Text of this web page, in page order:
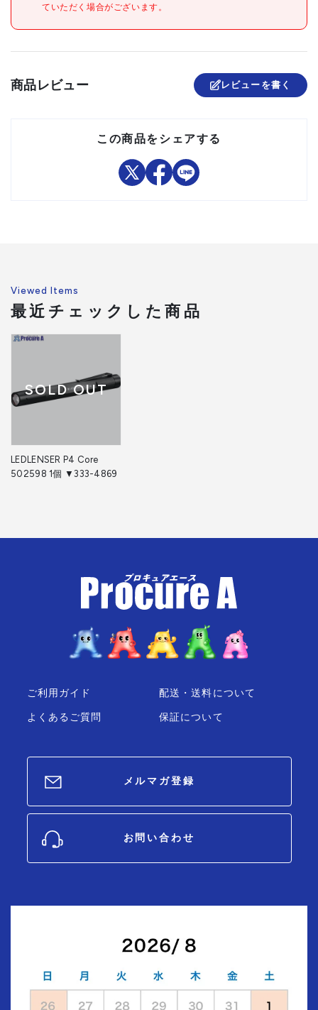
●ポケットクリップ
ていただく場合がございます。
商品レビュー レビューを書く
この商品をシェアする
Viewed Items
最近チェックした商品
SOLD OUT
LEDLENSER P4 Core
502598 1個 ▼333-4869
ご利用ガイド
よくあるご質問
配送・送料について
保証について
メルマガ登録
お問い合わせ